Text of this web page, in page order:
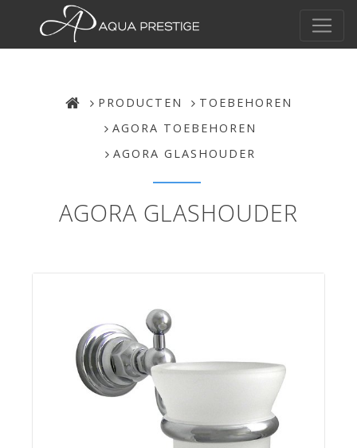
PRODUCTEN
TOEBEHOREN
AGORA TOEBEHOREN
AGORA GLASHOUDER
AGORA GLASHOUDER